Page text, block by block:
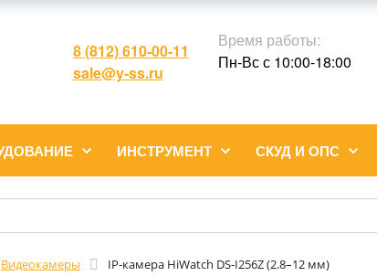
8 (812) 610-00-11
sale@y-ss.ru
Время работы:
Пн-Вс с 10:00-18:00
ИНСТРУМЕНТ СКУД И ОПС
Видеокамеры IP-камера HiWatch DS-I256Z (2.8–12 мм)